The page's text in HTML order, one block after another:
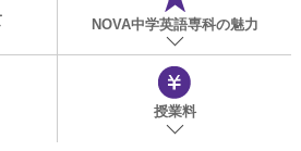
NOVA中学英語専科の魅力
授業料